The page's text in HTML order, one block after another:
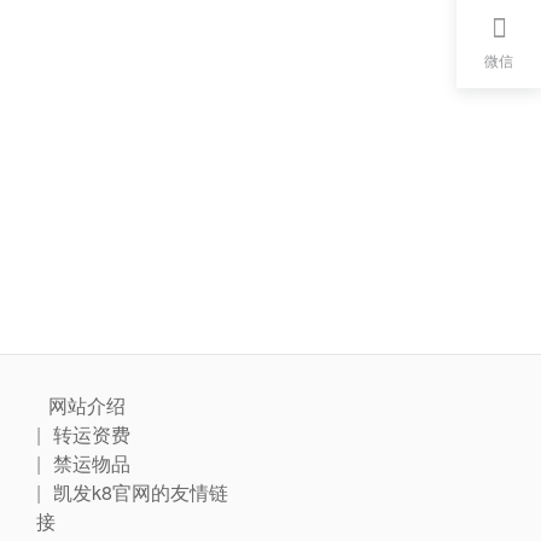
网站介绍
转运资费
禁运物品
凯发k8官网的友情链
接
微信